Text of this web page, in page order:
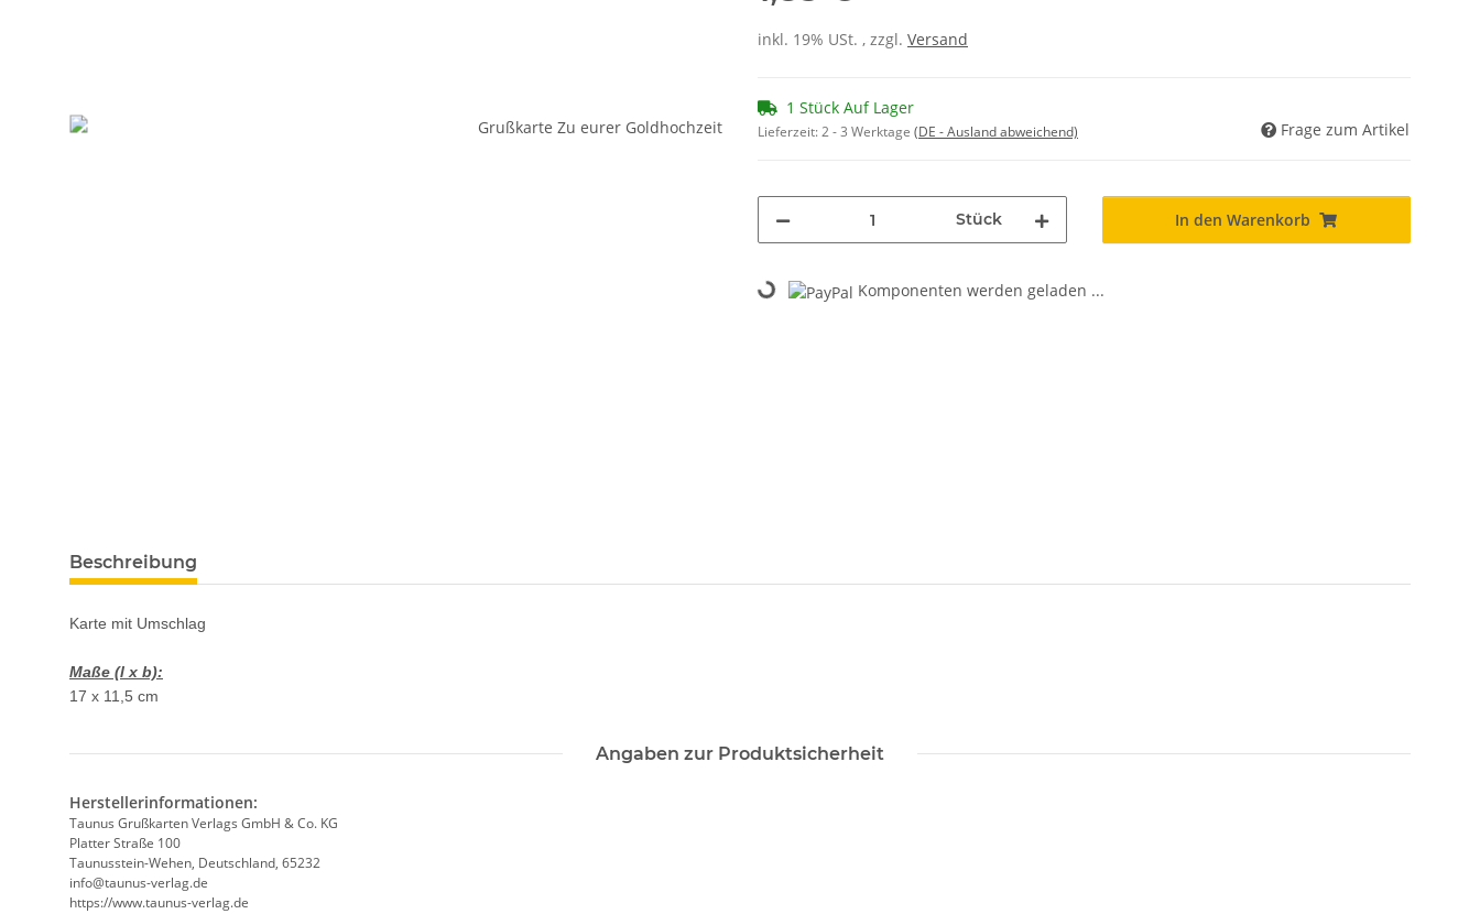
inkl. 19% USt. , zzgl. Versand
1 Stück Auf Lager
Lieferzeit:2 - 3 Werktage (DE - Ausland abweichend) Frage zum Artikel
Stück In den Warenkorb
Loading... Komponenten werden geladen ...
weitere Registerkarten anzeigen
Beschreibung
Karte mit Umschlag
Maße (l x b):
17 x 11,5 cm
Angaben zur Produktsicherheit
Herstellerinformationen:
Taunus Grußkarten Verlags GmbH & Co. KG
Platter Straße 100
Taunusstein-Wehen, Deutschland, 65232
info@taunus-verlag.de
https://www.taunus-verlag.de